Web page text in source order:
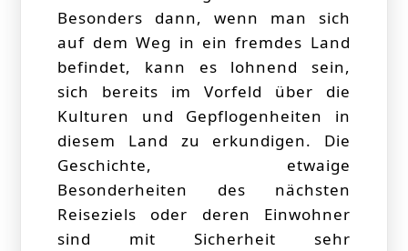
Besonders dann, wenn man sich
auf dem Weg in ein fremdes Land
befindet, kann es lohnend sein,
sich bereits im Vorfeld über die
Kulturen und Gepflogenheiten in
diesem Land zu erkundigen. Die
Geschichte, etwaige
Besonderheiten des nächsten
Reiseziels oder deren Einwohner
sind mit Sicherheit sehr